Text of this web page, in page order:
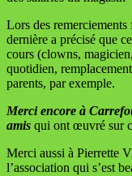
Lors des
dernière a précisé que
cours (clowns,
quotidien,
parents, par exemple.
Merci encore à
amis qui ont œuvré sur
Merci aussi à Pierrette
l’association qui s’est